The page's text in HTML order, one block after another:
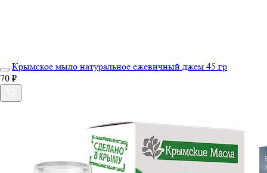
Крымское мыло натуральное ежевичный джем 45 гр
70 ₽